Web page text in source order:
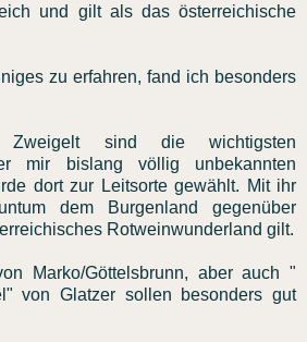
und gilt als das österreichische
zu erfahren, fand ich besonders
Zweigelt sind die wichtigsten
mir bislang völlig unbekannten
dort zur Leitsorte gewählt. Mit ihr
dem Burgenland gegenüber
Rotweinwunderland gilt.
Marko/Göttelsbrunn, aber auch "
von Glatzer sollen besonders gut